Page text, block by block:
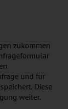
zukommen
und für
Diese
weiter.